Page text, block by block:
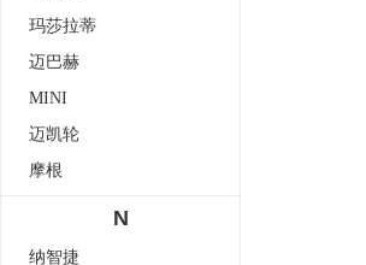
玛莎拉蒂
迈巴赫
MINI
迈凯轮
摩根
N
纳智捷